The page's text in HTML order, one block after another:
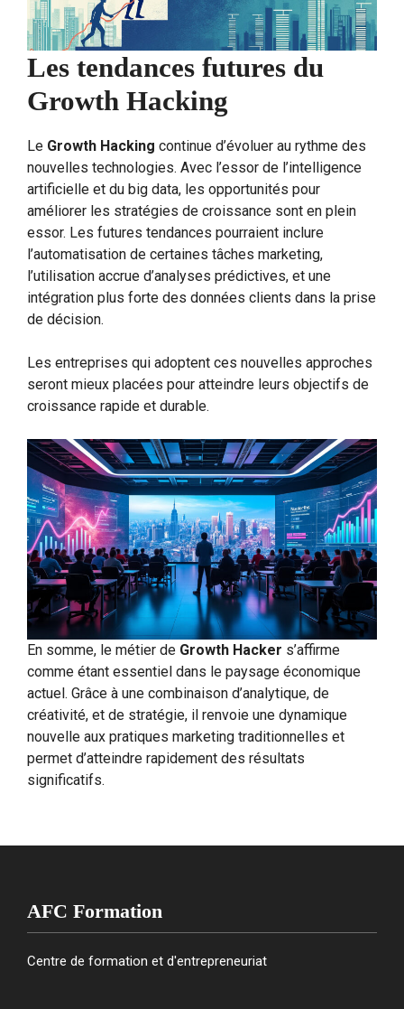
Les tendances futures du
Growth Hacking
Le Growth Hacking continue d’évoluer au rythme des
nouvelles technologies. Avec l’essor de l’intelligence
artificielle et du big data, les opportunités pour
améliorer les stratégies de croissance sont en plein
essor. Les futures tendances pourraient inclure
l’automatisation de certaines tâches marketing,
l’utilisation accrue d’analyses prédictives, et une
intégration plus forte des données clients dans la prise
de décision.
Les entreprises qui adoptent ces nouvelles approches
seront mieux placées pour atteindre leurs objectifs de
croissance rapide et durable.
En somme, le métier de Growth Hacker s’affirme
comme étant essentiel dans le paysage économique
actuel. Grâce à une combinaison d’analytique, de
créativité, et de stratégie, il renvoie une dynamique
nouvelle aux pratiques marketing traditionnelles et
permet d’atteindre rapidement des résultats
significatifs.
AFC Formation
Centre de formation et d'entrepreneuriat